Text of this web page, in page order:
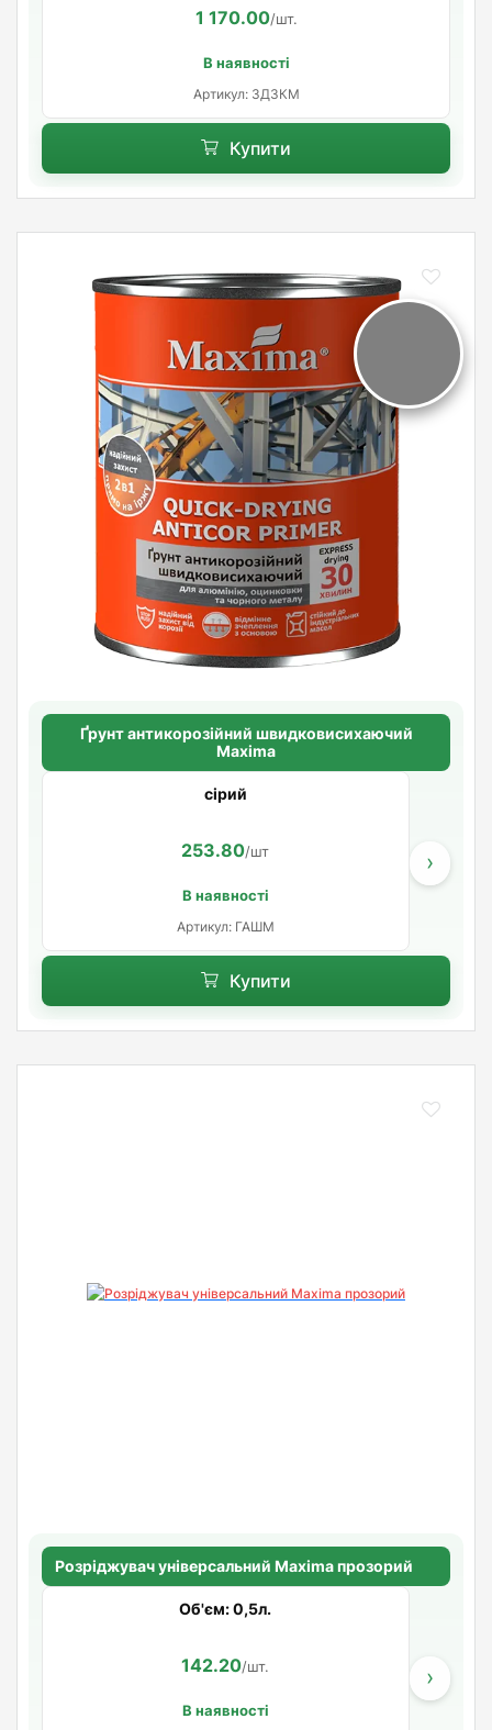
1 170.00/шт.
В наявності
Артикул: ЗДЗКМ
Купити
Ґрунт антикорозійний швидковисихаючий
Maxima
сірий
253.80/шт
В наявності
Артикул: ГАШМ
›
Купити
Розріджувач універсальний Maxima прозорий
Об'єм: 0,5л.
142.20/шт.
В наявності
›